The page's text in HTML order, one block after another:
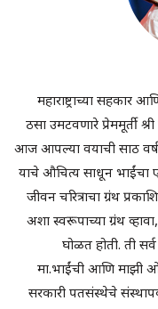
महाराष्ट्राच्या सहकार
ठसा उमटवणारे प्रेममूर्ती
आज आपल्या वयाची साठ
याचे औचित्य साधून भाईंचा
जीवन चरित्राचा ग्रंथ
अशा स्वरूपाच्या ग्रंथ
घोळत होती. ती
मा.भाईंची आणि माझी
सरकारी पतसंस्थेचे